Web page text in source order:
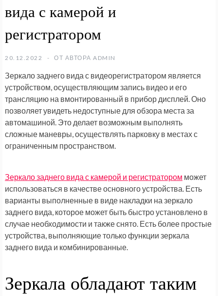
вида с камерой и
регистратором
20.12.2022 ОТ АВТОРА ADMIN
Зеркало заднего вида с видеорегистратором является
устройством, осуществляющим запись видео и его
трансляцию на вмонтированный в прибор дисплей. Оно
позволяет увидеть недоступные для обзора места за
автомашиной. Это делает возможным выполнять
сложные маневры, осуществлять парковку в местах с
ограниченным пространством.
Зеркало заднего вида с камерой и регистратором может
использоваться в качестве основного устройства. Есть
варианты выполненные в виде накладки на зеркало
заднего вида, которое может быть быстро установлено в
случае необходимости и также снято. Есть более простые
устройства, выполняющие только функции зеркала
заднего вида и комбинированные.
Зеркала обладают таким